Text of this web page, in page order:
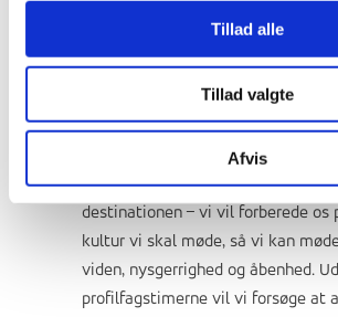
Tillad alle
Tillad valgte
Afvis
at være på vandet. Vi vil også
træne vores styrke og balance på
Balancetræningen vil primært
indo-boards, spring fra vipper,
Styrketræningen vil primært bestå i
coretræning. Desuden vil vi også
destinationen – vi vil forberede os
kultur vi skal møde, så vi kan
viden, nysgerrighed og åbenhed.
profilfagstimerne vil vi forsøge at